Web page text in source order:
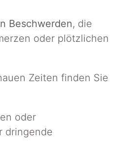
Beschwerden, die
oder plötzlichen
Zeiten finden Sie
oder
dringende